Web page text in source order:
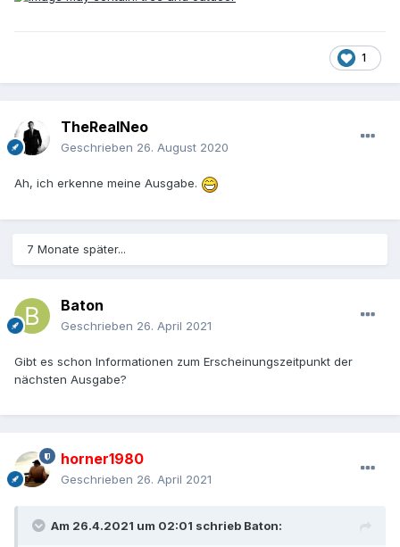
1
TheRealNeo
Geschrieben 26. August 2020
Ah, ich erkenne meine Ausgabe.
7 Monate später...
Baton
Geschrieben 26. April 2021
Gibt es schon Informationen zum Erscheinungszeitpunkt der
nächsten Ausgabe?
horner1980
Geschrieben 26. April 2021
Am 26.4.2021 um 02:01 schrieb Baton: